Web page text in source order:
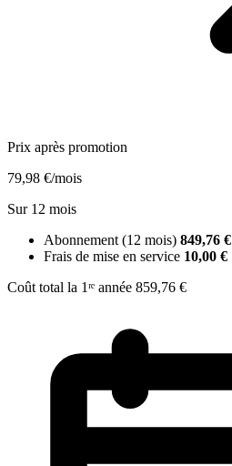
Prix après promotion
79,98 €/mois
Sur 12 mois
Abonnement (12 mois) 849,76 €
Frais de mise en service 10,00 €
Coût total la 1ʳᵉ année 859,76 €